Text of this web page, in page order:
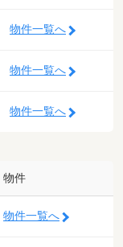
物件一覧へ
物件一覧へ
物件一覧へ
物件
物件一覧へ